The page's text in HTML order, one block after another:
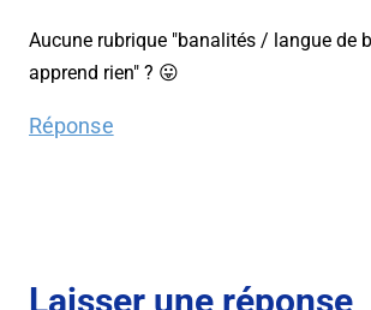
Aucune rubrique "banalités / langue de
apprend rien" ? 😛
Réponse
Laisser une réponse